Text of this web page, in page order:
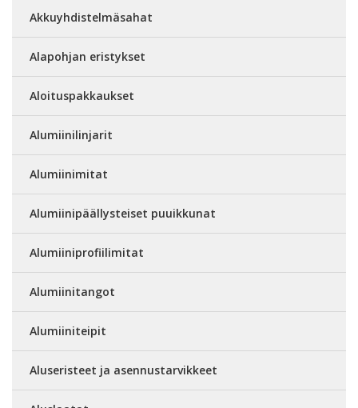
Akkuyhdistelmäsahat
Alapohjan eristykset
Aloituspakkaukset
Alumiinilinjarit
Alumiinimitat
Alumiinipäällysteiset puuikkunat
Alumiiniprofiilimitat
Alumiinitangot
Alumiiniteipit
Aluseristeet ja asennustarvikkeet